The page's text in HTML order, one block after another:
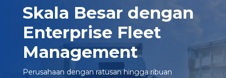
Skala Besar dengan
Enterprise Fleet
Management
Perusahaan dengan ratusan hingga ribuan